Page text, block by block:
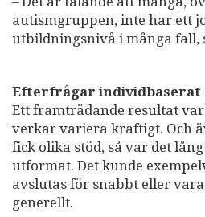
autismgruppen, inte har ett
utbildningsnivå i många fall,
Efterfrågar individbaserat
Ett framträdande resultat
verkar variera kraftigt. Och
fick olika stöd, så var det
utformat. Det kunde
avslutas för snabbt eller
generellt.